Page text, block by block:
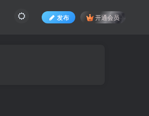
发布 开通会员